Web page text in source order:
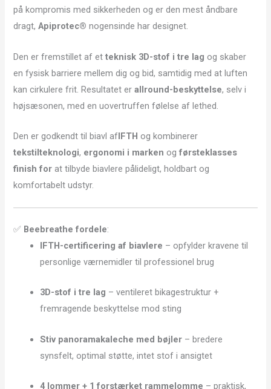
på kompromis med sikkerheden og er den mest åndbare
dragt,Apiprotec® nogensinde har designet.
Den er fremstillet af etteknisk 3D-stof i tre lag og skaber
en fysisk barriere mellem dig og bid, samtidig med at luften
kan cirkulere frit. Resultatet erallround-beskyttelse, selv i
højsæsonen, med en uovertruffen følelse af lethed.
Den er godkendt til biavl afIFTH og kombinerer
tekstilteknologi, ergonomi i marken ogførsteklasses
finish for at tilbyde biavlere pålideligt, holdbart og
komfortabelt udstyr.
✅ Beebreathe fordele:
IFTH-certificering af biavlere – opfylder kravene til
personlige værnemidler til professionel brug
3D-stof i tre lag – ventileret bikagestruktur +
fremragende beskyttelse mod sting
Stiv panoramakaleche med bøjler – bredere
synsfelt, optimal støtte, intet stof i ansigtet
4 lommer + 1 forstærket rammelomme – praktisk,